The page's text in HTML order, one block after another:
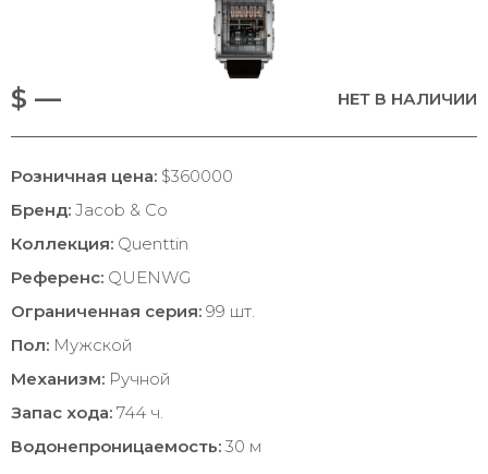
$ — НЕТ В НАЛИЧИИ
Розничная цена: $360000
Бренд: Jacob & Co
Коллекция: Quenttin
Референс: QUENWG
Ограниченная серия: 99 шт.
Пол: Мужской
Механизм: Ручной
Запас хода: 744 ч.
Водонепроницаемость: 30 м